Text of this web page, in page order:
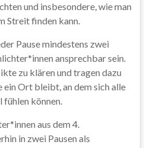
und insbesondere, wie man
Streit finden kann.
Pause mindestens zwei
innen ansprechbar sein.
zu klären und tragen dazu
ein Ort bleibt, an dem sich alle
fühlen können.
aus dem 4.
in zwei Pausen als